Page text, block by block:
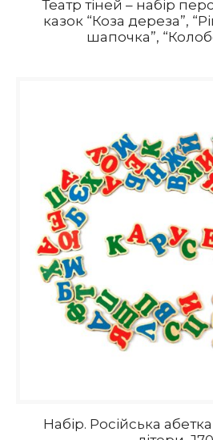
Театр тіней – набір
казок “Коза дереза”,
шапочка”,
Набір. Російська